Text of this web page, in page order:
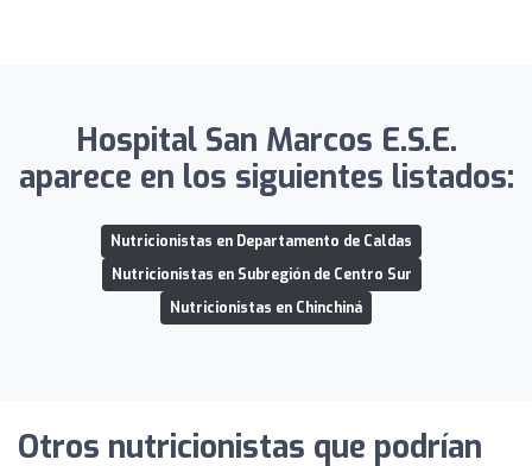
Hospital San Marcos E.S.E.
aparece en los siguientes listados:
Nutricionistas en Departamento de Caldas
Nutricionistas en Subregión de Centro Sur
Nutricionistas en Chinchiná
Otros nutricionistas que podrían